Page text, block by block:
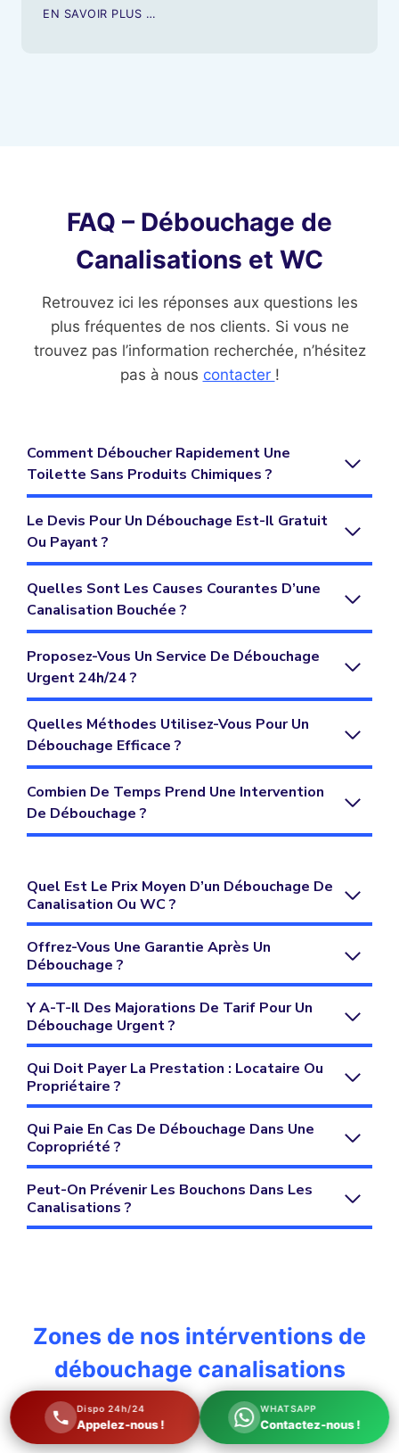
EN SAVOIR PLUS …
FAQ – Débouchage de
Canalisations et WC
Retrouvez ici les réponses aux questions les
plus fréquentes de nos clients. Si vous ne
trouvez pas l’information recherchée, n’hésitez
pas à nous contacter !
Comment Déboucher Rapidement Une
Toilette Sans Produits Chimiques ?
Le Devis Pour Un Débouchage Est-Il Gratuit
Ou Payant?
Quelles Sont Les Causes Courantes D’une
Canalisation Bouchée ?
Proposez-Vous Un Service De Débouchage
Urgent 24h/24 ?
Quelles Méthodes Utilisez-Vous Pour Un
Débouchage Efficace ?
Combien De Temps Prend Une Intervention
De Débouchage ?
Quel Est Le Prix Moyen D’un Débouchage De
Canalisation Ou WC ?
Offrez-Vous Une Garantie Après Un
Débouchage ?
Y A-T-Il Des Majorations De Tarif Pour Un
Débouchage Urgent ?
Qui Doit Payer La Prestation : Locataire Ou
Propriétaire ?
Qui Paie En Cas De Débouchage Dans Une
Copropriété ?
Peut-On Prévenir Les Bouchons Dans Les
Canalisations ?
Zones de nos intérventions de
débouchage canalisations
Dispo 24h/24
Appelez-nous !
WHATSAPP
Contactez-nous !